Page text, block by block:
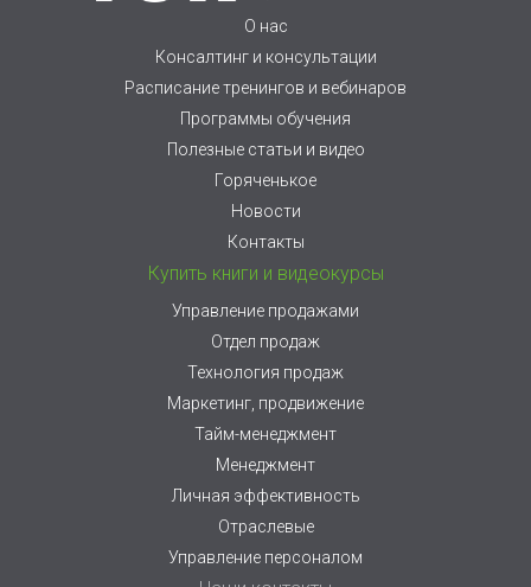
О нас
Консалтинг и консультации
Расписание тренингов и вебинаров
Программы обучения
Полезные статьи и видео
Горяченькое
Новости
Контакты
Купить книги и видеокурсы
Управление продажами
Отдел продаж
Технология продаж
Маркетинг, продвижение
Тайм-менеджмент
Менеджмент
Личная эффективность
Отраслевые
Управление персоналом